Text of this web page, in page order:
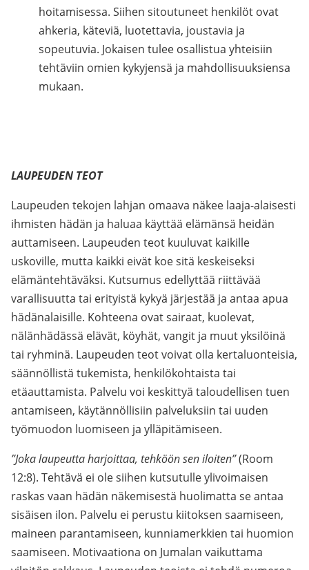
hoitamisessa. Siihen sitoutuneet henkilöt ovat
ahkeria, käteviä, luotettavia, joustavia ja
sopeutuvia. Jokaisen tulee osallistua yhteisiin
tehtäviin omien kykyjensä ja mahdollisuuksiensa
mukaan.
LAUPEUDEN TEOT
Laupeuden tekojen lahjan omaava näkee laaja-alaisesti
ihmisten hädän ja haluaa käyttää elämänsä heidän
auttamiseen. Laupeuden teot kuuluvat kaikille
uskoville, mutta kaikki eivät koe sitä keskeiseksi
elämäntehtäväksi. Kutsumus edellyttää riittävää
varallisuutta tai erityistä kykyä järjestää ja antaa apua
hädänalaisille. Kohteena ovat sairaat, kuolevat,
nälänhädässä elävät, köyhät, vangit ja muut yksilöinä
tai ryhminä. Laupeuden teot voivat olla kertaluonteisia,
säännöllistä tukemista, henkilökohtaista tai
etäauttamista. Palvelu voi keskittyä taloudellisen tuen
antamiseen, käytännöllisiin palveluksiin tai uuden
työmuodon luomiseen ja ylläpitämiseen.
”Joka laupeutta harjoittaa, tehköön sen iloiten”(Room
12:8). Tehtävä ei ole siihen kutsutulle ylivoimaisen
raskas vaan hädän näkemisestä huolimatta se antaa
sisäisen ilon. Palvelu ei perustu kiitoksen saamiseen,
maineen parantamiseen, kunniamerkkien tai huomion
saamiseen. Motivaationa on Jumalan vaikuttama